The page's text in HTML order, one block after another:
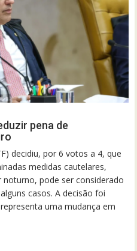
pena de
decidiu, por 6 votos a 4, que
medidas cautelares,
pode ser considerado
casos. A decisão foi
uma mudança em